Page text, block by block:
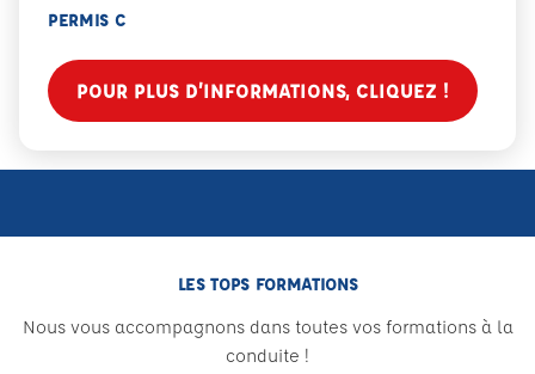
PERMIS C
POUR PLUS D’INFORMATIONS, CLIQUEZ !
LES TOPS FORMATIONS
Nous vous accompagnons dans toutes vos formations à la
conduite !